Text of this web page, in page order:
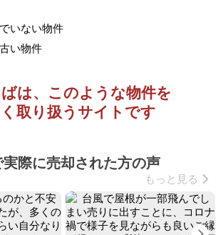
いない物件
い物件
は、このような物件を
取り扱うサイトです
実際に売却された方の声
もっと見る